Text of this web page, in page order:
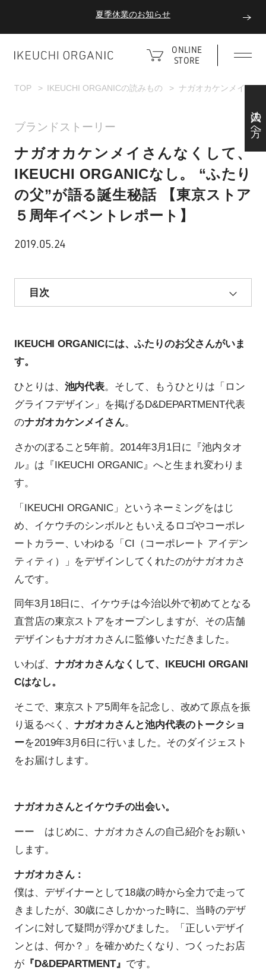
ダブルポイント！夏をアクティブに楽しむ夏タオル
夏季休業のお知らせ
ダブルポイント！夏をアクティブに楽しむ夏タオル
ONLINE
STORE
法人の方へ
TOP IKEUCHI ORGANICの読みもの ナガオカケンメイさん
ブランドストーリー
ナガオカケンメイさんなくして、
IKEUCHI ORGANICなし。 “ふたり
の父”が語る誕生秘話 【東京ストア
５周年イベントレポート】
2019.05.24
目次
IKEUCHI ORGANICには、ふたりのお父さんがいま
す。
ひとりは、 池内代表。そして、もうひとりは「ロン
グライフデザイン」を掲げるD&DEPARTMENT代表
のナガオカケンメイさん。
さかのぼること5年前。2014年3月1日に『池内タオ
ル』は『IKEUCHI ORGANIC』へと生まれ変わりま
す。
「IKEUCHI ORGANIC」というネーミングをはじ
め、イケウチのシンボルともいえるロゴやコーポレ
ートカラー、いわゆる「CI（コーポレート アイデン
ティティ）」をデザインしてくれたのがナガオカさ
んです。
同年3月18日に、イケウチは今治以外で初めてとなる
直営店の東京ストアをオープンしますが、その店舗
デザインもナガオカさんに監修いただきました。
いわば、 ナガオカさんなくして、IKEUCHI ORGANI
Cはなし。
そこで、東京ストア5周年を記念し、改めて原点を振
り返るべく、ナガオカさんと池内代表のトークショ
ーを2019年3月6日に行いました。そのダイジェスト
をお届けします。
ナガオカさんとイケウチの出会い。
ーー はじめに、ナガオカさんの自己紹介をお願い
します。
ナガオカさん：
僕は、デザイナーとして18歳の時から全力で走って
きましたが、30歳にさしかかった時に、当時のデザ
インに対して疑問が浮かびました。「正しいデザイ
ンとは、何か？」を確かめたくなり、つくったお店
が『D&DEPARTMENT』 です。